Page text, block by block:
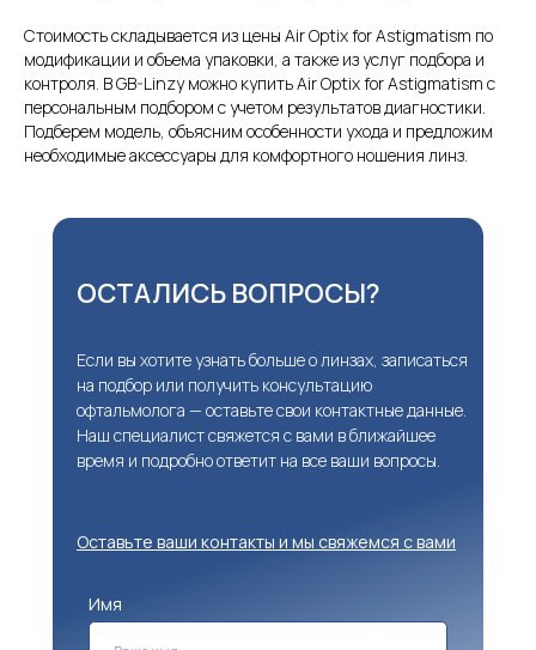
Стоимость складывается из цены Air Optix for Astigmatism по
модификации и объема упаковки, а также из услуг подбора и
контроля. В GB-Linzy можно купить Air Optix for Astigmatism с
персональным подбором с учетом результатов диагностики.
Подберем модель, объясним особенности ухода и предложим
необходимые аксессуары для комфортного ношения линз.
ОСТАЛИСЬ ВОПРОСЫ?
Имя
Оставьте ваши контакты и мы свяжемся с вами
Если вы хотите узнать больше о линзах, записаться
на подбор или получить консультацию
офтальмолога — оставьте свои контактные данные.
Наш специалист свяжется с вами в ближайшее
время и подробно ответит на все ваши вопросы.